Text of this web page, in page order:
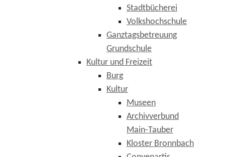
Stadtbücherei
Volkshochschule
Ganztagsbetreuung
Grundschule
Kultur und Freizeit
Burg
Kultur
Museen
Archivverbund
Main-Tauber
Kloster Bronnbach